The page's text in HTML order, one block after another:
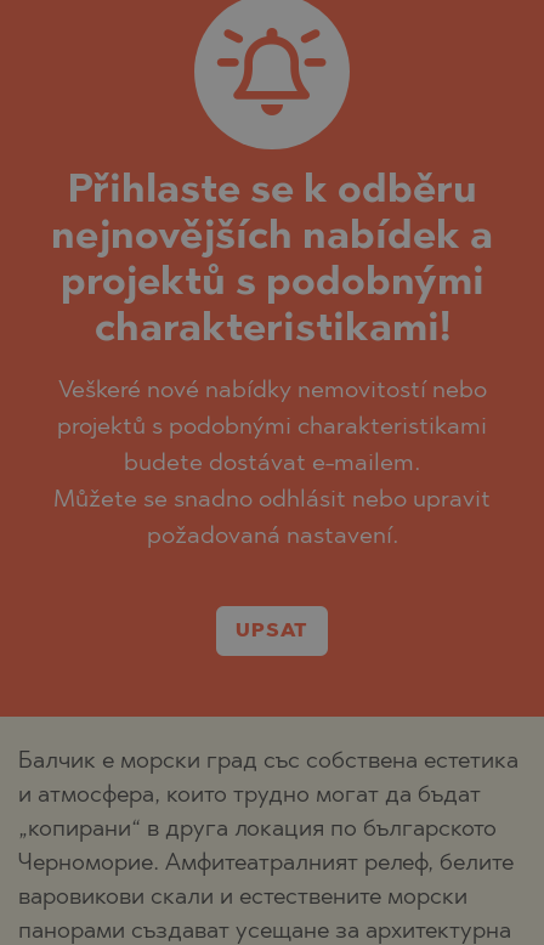
Přihlaste se k odběru
nejnovějších nabídek a
projektů s podobnými
charakteristikami!
Veškeré nové nabídky nemovitostí nebo
projektů s podobnými charakteristikami
budete dostávat e-mailem.
Můžete se snadno odhlásit nebo upravit
požadovaná nastavení.
UPSAT
Балчик е морски град със собствена естетика
и атмосфера, които трудно могат да бъдат
„копирани“ в друга локация по българското
Черноморие. Амфитеатралният релеф, белите
варовикови скали и естествените морски
панорами създават усещане за архитектурна